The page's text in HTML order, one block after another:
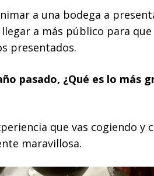
a una bodega a
a más público para
presentados.
pasado, ¿Qué es lo más
que vas cogiendo y
maravillosa.